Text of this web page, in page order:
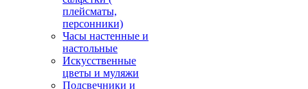
плейсматы,
персонники)
Часы настенные и
настольные
Искусственные
цветы и муляжи
Подсвечники и